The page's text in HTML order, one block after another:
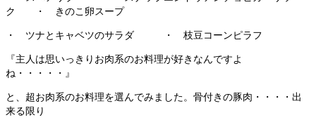
ク ・ きのこ卵スープ
・ ツナとキャベツのサラダ ・ 枝豆コーンピラフ
『主人は思いっきりお肉系のお料理が好きなんですよ
ね・・・・・』
と、超お肉系のお料理を選んでみました。骨付きの豚肉・・・・出
来る限り